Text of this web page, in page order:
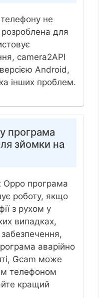
не
розроблена для
camera2API
Android,
інших проблем.
програма
зйомки на
Oppo програма
роботу, якщо
з рухом у
випадках,
аварійно
Gcam може
телефоном
кращий